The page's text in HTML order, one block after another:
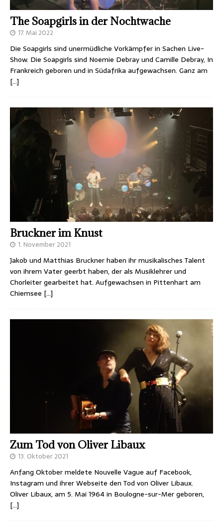
The Soapgirls in der Nochtwache
17. Mai 2022
Die Soapgirls sind unermüdliche Vorkämpfer in Sachen Live-
Show. Die Soapgirls sind Noemie Debray und Camille Debray, In
Frankreich geboren und in Südafrika aufgewachsen. Ganz am
[…]
Bruckner im Knust
1. November 2021
Jakob und Matthias Bruckner haben ihr musikalisches Talent
von ihrem Vater geerbt haben, der als Musiklehrer und
Chorleiter gearbeitet hat. Aufgewachsen in Pittenhart am
Chiemsee […]
Zum Tod von Oliver Libaux
13. Oktober 2021
Anfang Oktober meldete Nouvelle Vague auf Facebook,
Instagram und ihrer Webseite den Tod von Oliver Libaux.
Oliver Libaux, am 5. Mai 1964 in Boulogne-sur-Mer geboren,
[…]